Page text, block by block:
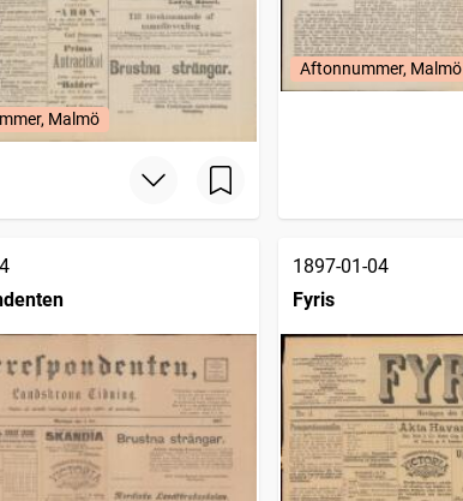
Malmö
Aftonnummer, Malmö
1897-01-04
Fyris